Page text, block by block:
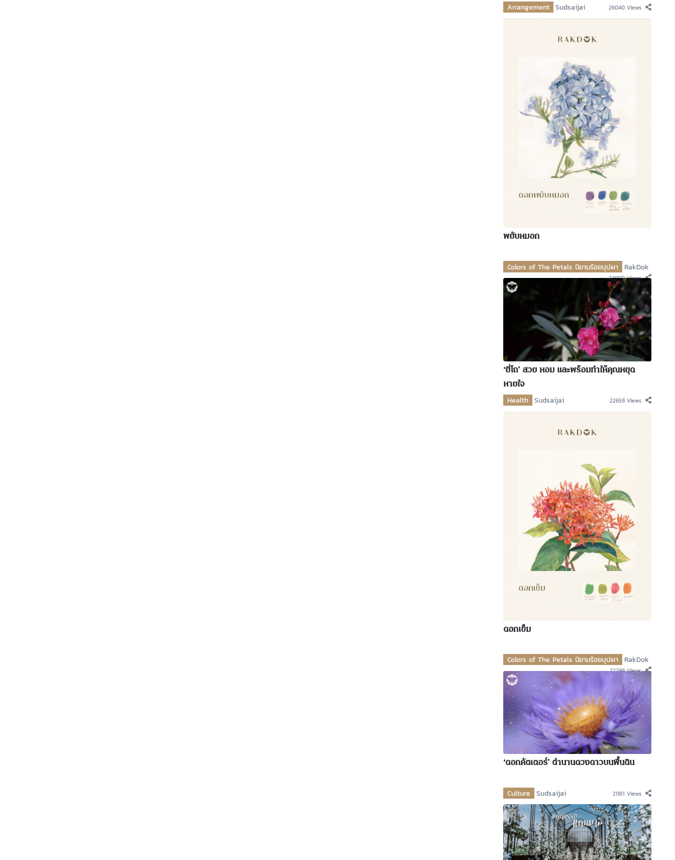
Arrangement Sudsaijai 26040 Views
พยับหมอก
Colors of The Petals นิยามร้อยบุปผา RakDok
24900 Views
‘ยี่โถ’ สวย หอม และพร้อมทำให้คุณหยุด
หายใจ
Health Sudsaijai 22658 Views
ดอกเข็ม
Colors of The Petals นิยามร้อยบุปผา RakDok
22299 Views
‘ดอกคัตเตอร์’ ตำนานดวงดาวบนพื้นดิน
Culture Sudsaijai 21811 Views